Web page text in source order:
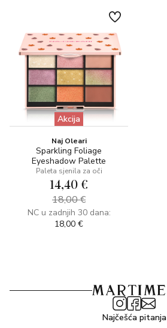
Akcija
Naj Oleari
Sparkling Foliage
Eyeshadow Palette
Paleta sjenila za oči
14,40 €
18,00 €
NC u zadnjih 30 dana:
18,00 €
Najčešća pitanja